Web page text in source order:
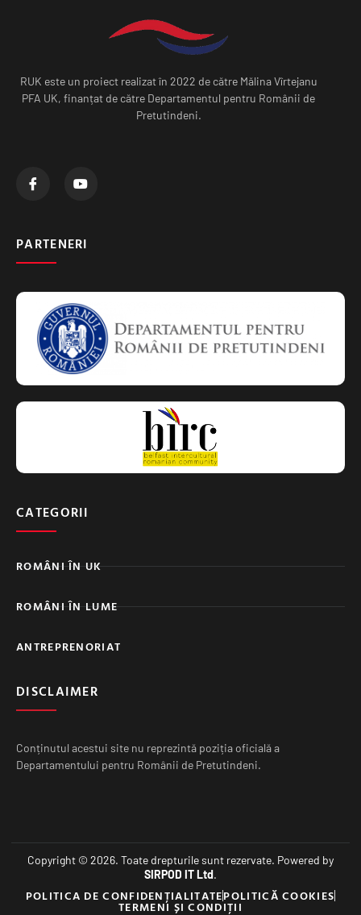
RUK este un proiect realizat în 2022 de către Mălina Vîrtejanu
PFA UK, finanțat de către Departamentul pentru Românii de
Pretutindeni.
PARTENERI
CATEGORII
ROMÂNI ÎN UK
ROMÂNI ÎN LUME
ANTREPRENORIAT
DISCLAIMER
Conținutul acestui site nu reprezintă poziția oficială a
Departamentului pentru Românii de Pretutindeni.
Copyright © 2026. Toate drepturile sunt rezervate. Powered by
SIRPOD IT Ltd.
POLITICA DE CONFIDENȚIALITATEPOLITICĂ COOKIES
TERMENI ȘI CONDIȚII